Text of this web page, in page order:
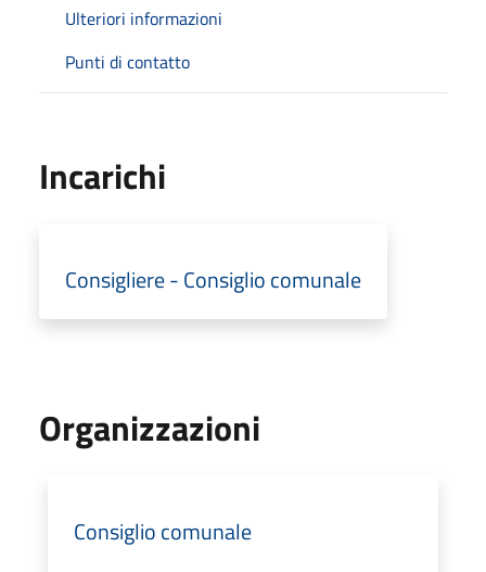
Ulteriori informazioni
Punti di contatto
Incarichi
Consigliere - Consiglio comunale
Organizzazioni
Consiglio comunale